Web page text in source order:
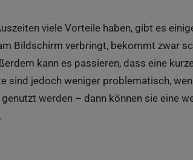
viele Vorteile haben, gibt es
Bildschirm verbringt, bekommt zwar
kann es passieren, dass eine
sind jedoch weniger problematisch,
werden – dann können sie eine